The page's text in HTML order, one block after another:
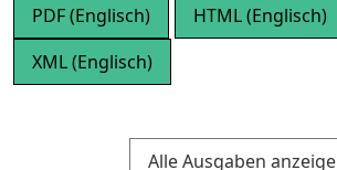
PDF (Englisch)
HTML (Englisch)
XML (Englisch)
Alle Ausgaben